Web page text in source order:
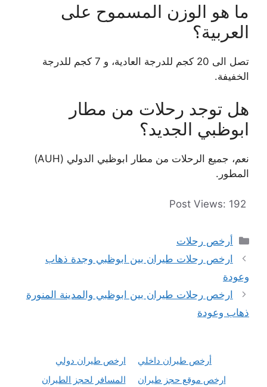
ما هو الوزن المسموح على
العربية؟
تصل الى 20 كجم للدرجة العادية، و 7 كجم للدرجة
الخفيفة.
هل توجد رحلات من مطار
ابوظبي الجديد؟
نعم، جميع الرحلات من مطار ابوظبي الدولي (AUH)
المطور.
Post Views: 192
التصنيفات
أرخص رحلات
ارخص رحلات طيران بين ابوظبي وجدة ذهاب
وعودة
ارخص رحلات طيران بين ابوظبي والمدينة المنورة
ذهاب وعودة
أرخص طيران داخلي
ارخص طيران دولي
ارخص موقع حجز طيران
المسافر لحجز الطيران